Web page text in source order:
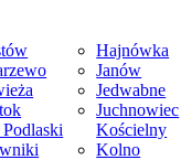
Hajnówka
Janów
Jedwabne
Juchnowiec
Kościelny
Kolno